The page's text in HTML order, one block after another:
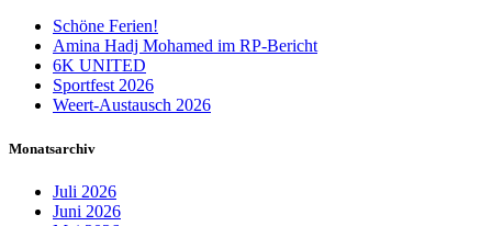
Schöne Ferien!
Amina Hadj Mohamed im RP-Bericht
6K UNITED
Sportfest 2026
Weert-Austausch 2026
Monatsarchiv
Juli 2026
Juni 2026